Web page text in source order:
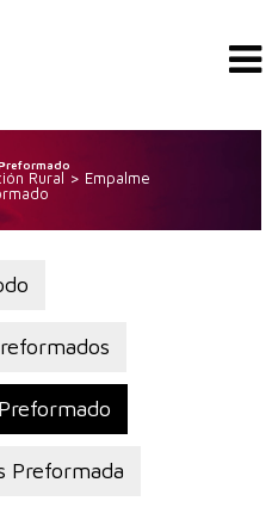
Rural > Empalme
Preformada